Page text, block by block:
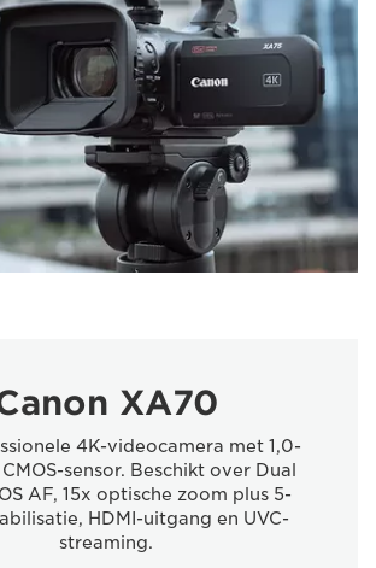
XA70
4K-videocamera met 1,0-
sensor. Beschikt over Dual
AF, 15x optische zoom plus 5-
HDMI-uitgang en UVC-
streaming.